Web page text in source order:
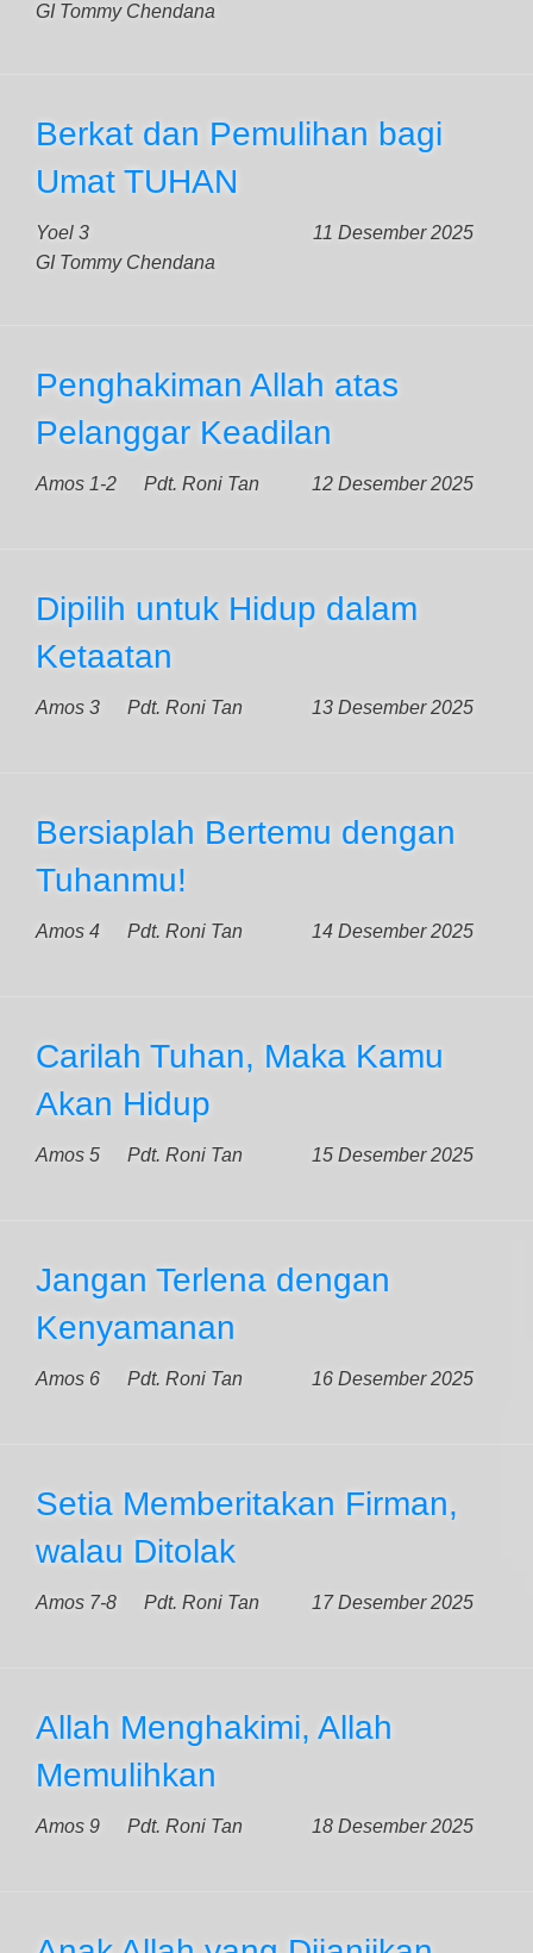
GI Tommy Chendana
Berkat dan Pemulihan bagi
Umat TUHAN
Yoel 3
11 Desember 2025
GI Tommy Chendana
Penghakiman Allah atas
Pelanggar Keadilan
Amos 1-2 12 Desember 2025
Pdt. Roni Tan
Dipilih untuk Hidup dalam
Ketaatan
Amos 3 13 Desember 2025
Pdt. Roni Tan
Bersiaplah Bertemu dengan
Tuhanmu!
Amos 4 14 Desember 2025
Pdt. Roni Tan
Carilah Tuhan, Maka Kamu
Akan Hidup
Amos 5 15 Desember 2025
Pdt. Roni Tan
Jangan Terlena dengan
Kenyamanan
Amos 6 16 Desember 2025
Pdt. Roni Tan
Setia Memberitakan Firman,
walau Ditolak
Amos 7-8 17 Desember 2025
Pdt. Roni Tan
Allah Menghakimi, Allah
Memulihkan
Amos 9 18 Desember 2025
Pdt. Roni Tan